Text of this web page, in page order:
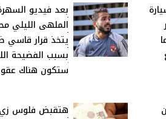
بعد فيديو
الملهى الليلي
يتخذ قرار قاسي
بسبب الفضيحة
ستكون هناك
هتقبض فلوس زي